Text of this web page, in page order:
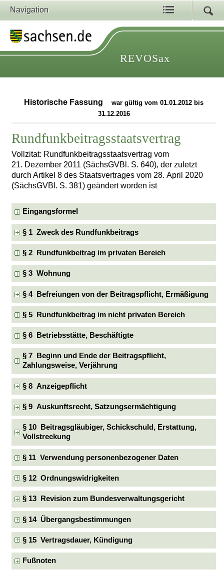
Navigation
REVOSax
Historische Fassung
war gültig vom 01.01.2012 bis
31.12.2016
Rundfunkbeitragsstaatsvertrag
Vollzitat: Rundfunkbeitragsstaatsvertrag vom
21. Dezember 2011 (SächsGVBl. S. 640), der zuletzt
durch Artikel 8 des Staatsvertrages vom 28. April 2020
(SächsGVBl. S. 381) geändert worden ist
Eingangsformel
§ 1 Zweck des Rundfunkbeitrags
§ 2 Rundfunkbeitrag im privaten Bereich
§ 3 Wohnung
§ 4 Befreiungen von der Beitragspflicht, Ermäßigung
§ 5 Rundfunkbeitrag im nicht privaten Bereich
§ 6 Betriebsstätte, Beschäftigte
§ 7 Beginn und Ende der Beitragspflicht,
Zahlungsweise, Verjährung
§ 8 Anzeigepflicht
§ 9 Auskunftsrecht, Satzungsermächtigung
§ 10 Beitragsgläubiger, Schickschuld, Erstattung,
Vollstreckung
§ 11 Verwendung personenbezogener Daten
§ 12 Ordnungswidrigkeiten
§ 13 Revision zum Bundesverwaltungsgericht
§ 14 Übergangsbestimmungen
§ 15 Vertragsdauer, Kündigung
Fußnoten